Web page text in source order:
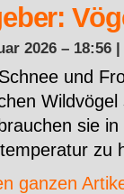
2026 – 18:56 |
und
sie
zu
ganzen